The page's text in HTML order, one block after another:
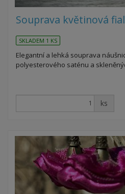
Souprava květinová
SKLADEM 1 KS
Elegantní a lehká souprava
polyesterového saténu a
ks